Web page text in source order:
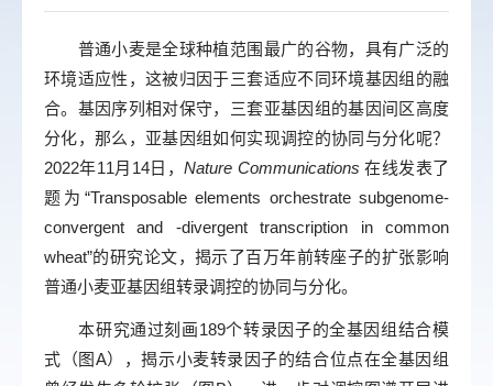
普通小麦是全球种植范围最广的谷物，具有广泛的
环境适应性，这被归因于三套适应不同环境基因组的融
合。基因序列相对保守，三套亚基因组的基因间区高度
分化，那么，亚基因组如何实现调控的协同与分化呢？
2022年11月14日，Nature Communications 在线发表了
题为“Transposable elements orchestrate subgenome-
convergent and -divergent transcription in common
wheat”的研究论文，揭示了百万年前转座子的扩张影响
普通小麦亚基因组转录调控的协同与分化。
本研究通过刻画189个转录因子的全基因组结合模
式（图A），揭示小麦转录因子的结合位点在全基因组